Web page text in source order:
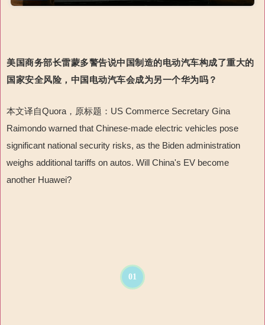
美国商务部长雷蒙多警告说中国制造的电动汽车构成了重大的
国家安全风险 ， 中国电动汽车会成为另一个华为吗？
本文译自Quora，原标题：US Commerce Secretary Gina
Raimondo warned that Chinese-made electric vehicles pose
significant national security risks, as the Biden administration
weighs additional tariffs on autos. Will China's EV become
another Huawei?
01